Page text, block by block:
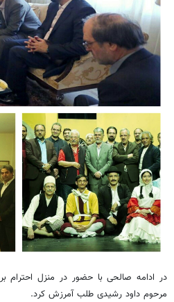
در ادامه صالحی با حضور در منزل احترام
مرحوم داود رشیدی طلب آمرزش کرد.